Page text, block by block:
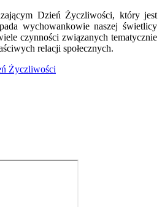
Dzień Życzliwości, który jest
wychowankowie naszej świetlicy
czynności związanych tematycznie
relacji społecznych.
Życzliwości